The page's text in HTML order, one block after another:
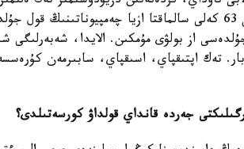
الىس- جاقىن ەلدەرگە دە تانىلىپ ءجۇر. بيىل 63 كەلى سالماقتا ازيا
جۇلدەسى از بولۋى مۇمكىن. الايدا،
تەك اپتىقپاي، اسىقپاي، سابىرمەن
جەردە قانداي قولداۋ كورسەتىلدى؟